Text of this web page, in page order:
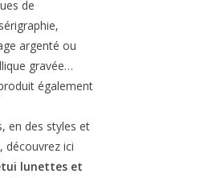
de
argenté ou
gravée…
également
en des styles et
découvrez ici
lunettes et